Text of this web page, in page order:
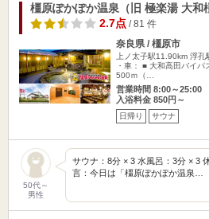
橿原ぽかぽか温泉（旧 極楽湯 大和
2.7点/ 81 件
奈良県 / 橿原市
上ノ太子駅11.90km 浮孔
・車： ■ 大和高田バイ
500ｍ（…
営業時間 8:00～25:00
入浴料金 850円～
日帰り サウナ
50代～
男性
サウナ：8分 × 3 水風呂：3分 × 3
言：今日は「橿原ぽかぽか温泉…